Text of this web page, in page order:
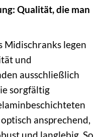
Qualität, die man
Midischranks legen
und
ausschließlich
sorgfältig
ansprechend,